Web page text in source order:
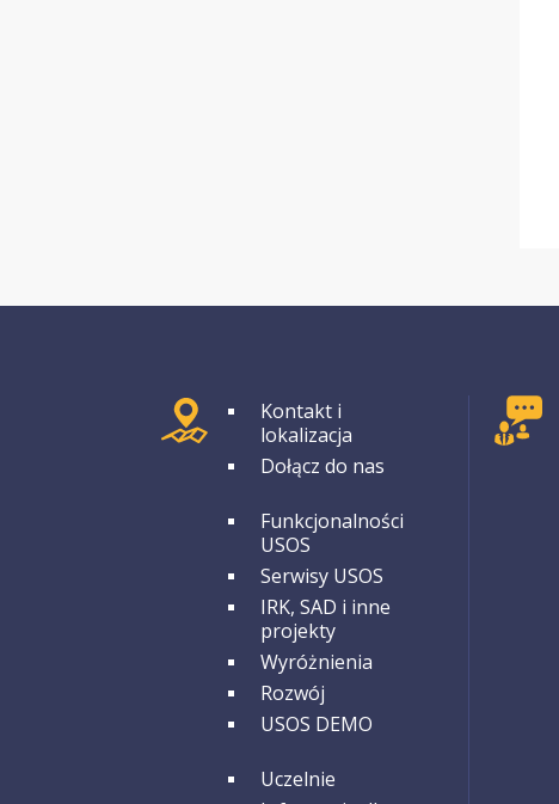
GRUPA 1
Kontakt i
lokalizacja
Dołącz do nas
GRUPA 2Funkcjonalności
USOS
Serwisy USOS
IRK, SAD i inne
projekty
Wyróżnienia
Rozwój
USOS DEMO
GRUPA 3Uczelnie